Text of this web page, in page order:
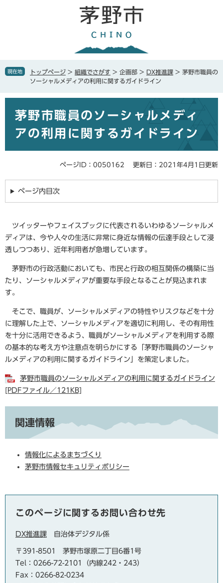
で
ば
本
現在地 トップページ > 組織でさがす > 企画部 > DX推進課 > 茅野市職員の
ソーシャルメディアの利用に関するガイドライン
茅野市職員のソーシャルメディ
アの利用に関するガイドライン
ページID：0050162 更新日：2021年4月1日更新
ページ内目次
ツイッターやフェイスブックに代表されるいわゆるソーシャルメ
ディアは、今や人々の生活に非常に身近な情報の伝達手段として浸
透しつつあり、近年利用者が急増しています。
茅野市の行政活動においても、市民と行政の相互関係の構築に当
たり、ソーシャルメディアが重要な手段となることが見込まれま
す。
そこで、職員が、ソーシャルメディアの特性やリスクなどを十分
に理解した上で、ソーシャルメディアを適切に利用し、その有用性
を十分に活用できるよう、職員がソーシャルメディアを利用する際
の基本的な考え方や注意点を明らかにする「茅野市職員のソーシャ
ルメディアの利用に関するガイドライン」を策定しました。
茅野市職員のソーシャルメディアの利用に関するガイドライン
[PDFファイル／121KB]
関連情報
情報化によるまちづくり
茅野市情報セキュリティポリシー
このページに関するお問い合わせ先
DX推進課 自治体デジタル係
〒391-8501
茅野市塚原二丁目6番1号
Tel：0266-72-2101（内線242・243）
Fax：0266-82-0234